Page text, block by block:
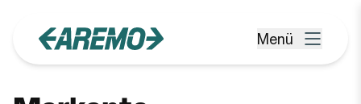
Menü öffnen
Menü